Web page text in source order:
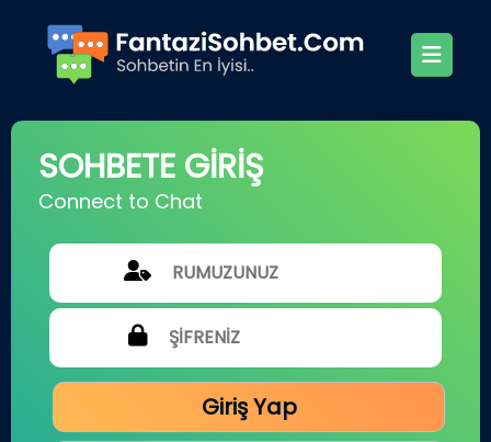
SOHBETE GİRİŞ
Connect to Chat
Giriş Yap